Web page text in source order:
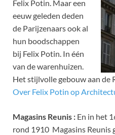
Felix Potin. Maar een
eeuw geleden deden
de Parijzenaars ook al
hun boodschappen
bij Felix Potin. In één
van de warenhuizen.
Het stijlvolle gebouw aan de
Over Felix Potin op
Magasins Reunis : En in het
rond 1910 Magasins Reunis